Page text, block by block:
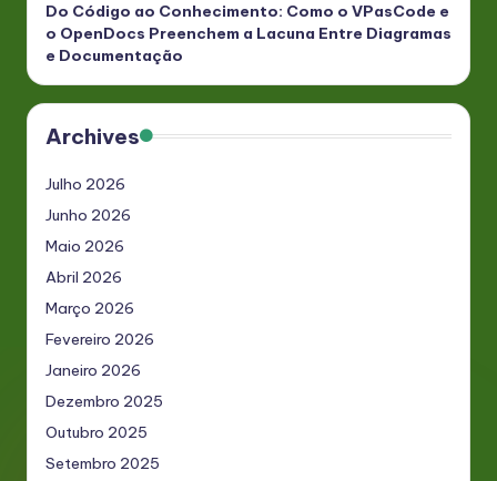
Do Código ao Conhecimento: Como o VPasCode e
o OpenDocs Preenchem a Lacuna Entre Diagramas
e Documentação
Archives
Julho 2026
Junho 2026
Maio 2026
Abril 2026
Março 2026
Fevereiro 2026
Janeiro 2026
Dezembro 2025
Outubro 2025
Setembro 2025